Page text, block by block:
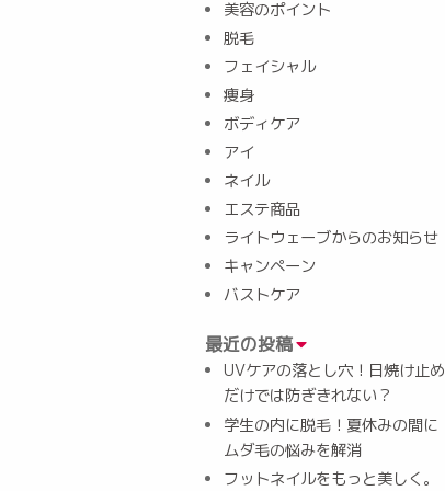
美容のポイント
脱毛
フェイシャル
痩身
ボディケア
アイ
ネイル
エステ商品
ライトウェーブからのお知らせ
キャンペーン
バストケア
最近の投稿
UVケアの落とし穴！日焼け止め
だけでは防ぎきれない？
学生の内に脱毛！夏休みの間に
ムダ毛の悩みを解消
フットネイルをもっと美しく。